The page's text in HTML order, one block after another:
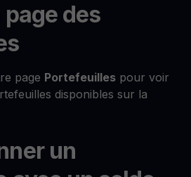
des
page Portefeuilles pour voir
disponibles sur la
un